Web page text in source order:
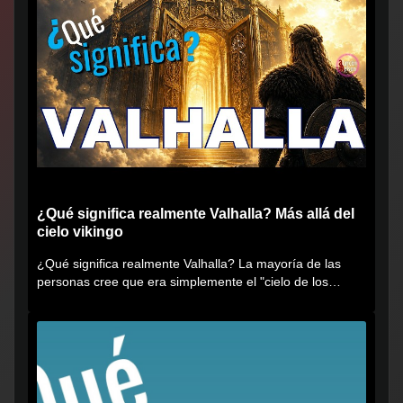
¿Qué significa realmente Valhalla? Más allá del
cielo vikingo
¿Qué significa realmente Valhalla? La mayoría de las
personas cree que era simplemente el "cielo de los